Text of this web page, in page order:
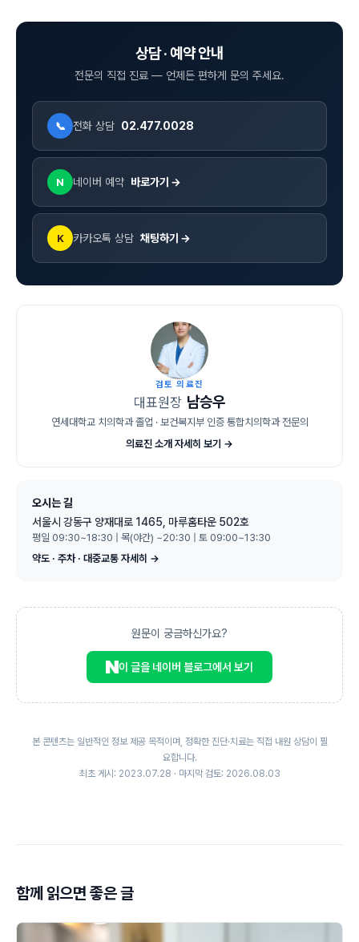
상담 · 예약 안내
전문의 직접 진료 — 언제든 편하게 문의 주세요.
📞 전화 상담 02.477.0028
N 네이버 예약 바로가기 →
K 카카오톡 상담 채팅하기 →
검토 의료진
대표원장 남승우
연세대학교 치의학과 졸업 · 보건복지부 인증 통합치의학과 전문의
의료진 소개 자세히 보기 →
오시는 길
서울시 강동구 양재대로 1465, 마루홈타운 502호
평일 09:30~18:30 | 목(야간) ~20:30 | 토 09:00~13:30
약도 · 주차 · 대중교통 자세히 →
원문이 궁금하신가요?
이 글을 네이버 블로그에서 보기
본 콘텐츠는 일반적인 정보 제공 목적이며, 정확한 진단·치료는 직접 내원 상담이 필
요합니다.
최초 게시: 2023.07.28 · 마지막 검토: 2026.08.03
함께 읽으면 좋은 글